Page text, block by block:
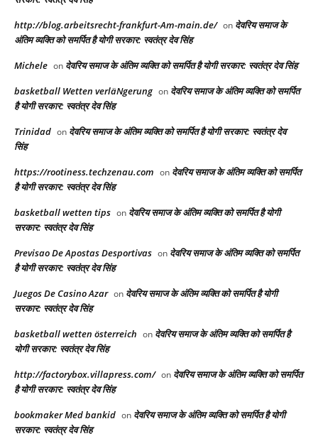
http://blog.arbeitsrecht-frankfurt-Am-main.de/ on देवरिय समाज के
अंतिम व्यक्ति को समर्पित है योगी सरकार: स्वतंत्र देव सिंह
Michele on देवरिय समाज के अंतिम व्यक्ति को समर्पित है योगी सरकार: स्वतंत्र देव सिंह
basketball Wetten verläNgerung on देवरिय समाज के अंतिम व्यक्ति को समर्पित
है योगी सरकार: स्वतंत्र देव सिंह
Trinidad on देवरिय समाज के अंतिम व्यक्ति को समर्पित है योगी सरकार: स्वतंत्र देव
सिंह
https://rootiness.techzenau.com on देवरिय समाज के अंतिम व्यक्ति को समर्पित
है योगी सरकार: स्वतंत्र देव सिंह
basketball wetten tips on देवरिय समाज के अंतिम व्यक्ति को समर्पित है योगी
सरकार: स्वतंत्र देव सिंह
Previsao De Apostas Desportivas on देवरिय समाज के अंतिम व्यक्ति को समर्पित
है योगी सरकार: स्वतंत्र देव सिंह
Juegos De Casino Azar on देवरिय समाज के अंतिम व्यक्ति को समर्पित है योगी
सरकार: स्वतंत्र देव सिंह
basketball wetten österreich on देवरिय समाज के अंतिम व्यक्ति को समर्पित है
योगी सरकार: स्वतंत्र देव सिंह
http://factorybox.villapress.com/ on देवरिय समाज के अंतिम व्यक्ति को समर्पित
है योगी सरकार: स्वतंत्र देव सिंह
bookmaker Med bankid on देवरिय समाज के अंतिम व्यक्ति को समर्पित है योगी
सरकार: स्वतंत्र देव सिंह